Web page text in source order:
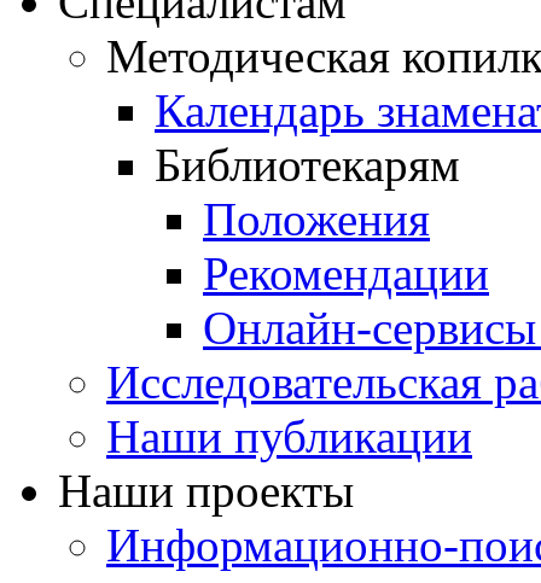
Методическая
Календарь
Библиотекарям
Положения
Рекомендации
Онлайн-сервисы
Исследовательская
Наши публикации
Наши проекты
Информационно-